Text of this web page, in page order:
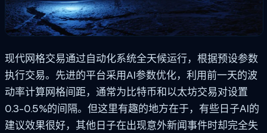
现代网格交易通过自动化系统全天候运行，根据预设参数
执行交易。先进的平台采用AI参数优化，利用前一天的波
动率计算网格间距，通常为比特币和以太坊交易对设置
0.3-0.5%的间隔。但这里有趣的地方在于，有些日子AI的
建议效果很好，其他日子在出现意外新闻事件时却完全失